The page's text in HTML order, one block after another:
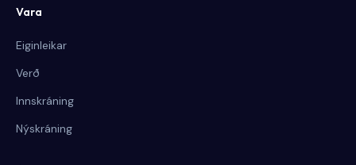
Vara
Eiginleikar
Verð
Innskráning
Nýskráning